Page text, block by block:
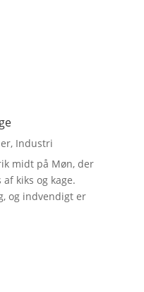
, Industri
midt på Møn, der
kiks og kage.
og indvendigt er